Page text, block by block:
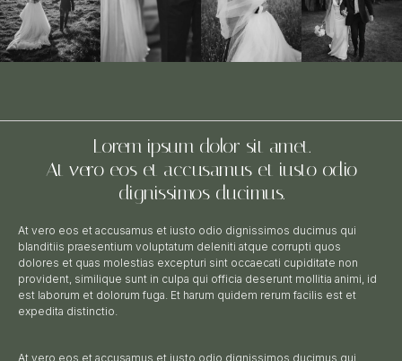
Lorem ipsum dolor sit amet.
At vero eos et accusamus et iusto odio
dignissimos ducimus.
At vero eos et accusamus et iusto odio dignissimos ducimus qui
blanditiis praesentium voluptatum deleniti atque corrupti quos
dolores et quas molestias excepturi sint occaecati cupiditate non
provident, similique sunt in culpa qui officia deserunt mollitia animi, id
est laborum et dolorum fuga. Et harum quidem rerum facilis est et
expedita distinctio.
At vero eos et accusamus et iusto odio dignissimos ducimus qui